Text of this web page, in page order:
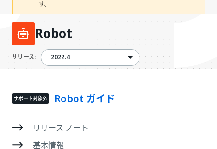
す。
Robot
リリース:2022.42022.4
サポート対象外 Robot ガイド
リリース ノート
基本情報